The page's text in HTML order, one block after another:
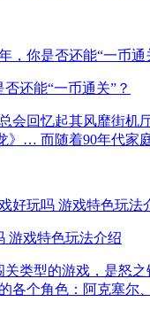
否还能“一币通关”？
会回忆起其风靡街机
》… 而随着90年代家
游戏特色玩法介绍
关类型的游戏，是怒
各个角色：阿克塞尔